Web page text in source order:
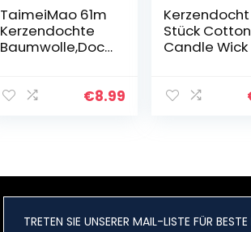
TaimeiMao 61m
Kerzendochte
Baumwolle,Doch
ene
€8.99
Stück Cotton
Candle
g Candle DIY
TRETEN SIE UNSERER MAIL-LISTE FÜR BESTE